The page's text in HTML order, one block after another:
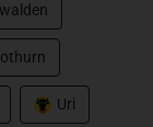
Uri